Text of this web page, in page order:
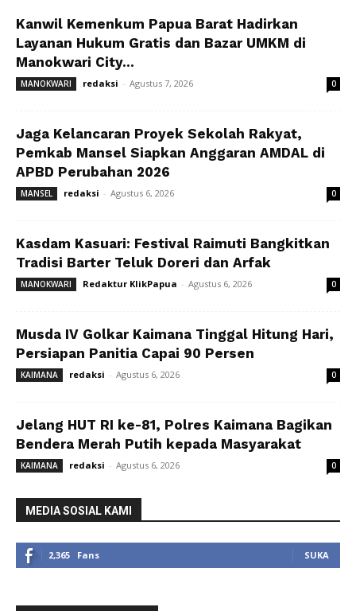
Kanwil Kemenkum Papua Barat Hadirkan
Layanan Hukum Gratis dan Bazar UMKM di
Manokwari City...
MANOKWARI redaksi - Agustus 7, 2026 0
Jaga Kelancaran Proyek Sekolah Rakyat,
Pemkab Mansel Siapkan Anggaran AMDAL di
APBD Perubahan 2026
MANSEL redaksi - Agustus 6, 2026 0
Kasdam Kasuari: Festival Raimuti Bangkitkan
Tradisi Barter Teluk Doreri dan Arfak
MANOKWARI Redaktur KlikPapua - Agustus 6, 2026 0
Musda IV Golkar Kaimana Tinggal Hitung Hari,
Persiapan Panitia Capai 90 Persen
KAIMANA redaksi - Agustus 6, 2026 0
Jelang HUT RI ke-81, Polres Kaimana Bagikan
Bendera Merah Putih kepada Masyarakat
KAIMANA redaksi - Agustus 6, 2026 0
MEDIA SOSIAL KAMI
2,365 Fans SUKA